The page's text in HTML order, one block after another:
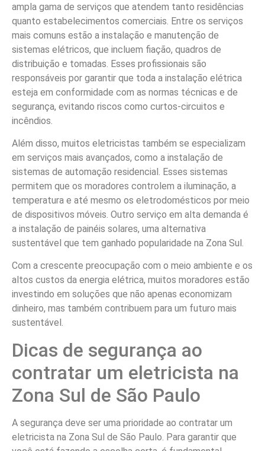
ampla gama de serviços que atendem tanto residências
quanto estabelecimentos comerciais. Entre os serviços
mais comuns estão a instalação e manutenção de
sistemas elétricos, que incluem fiação, quadros de
distribuição e tomadas. Esses profissionais são
responsáveis por garantir que toda a instalação elétrica
esteja em conformidade com as normas técnicas e de
segurança, evitando riscos como curtos-circuitos e
incêndios.
Além disso, muitos eletricistas também se especializam
em serviços mais avançados, como a instalação de
sistemas de automação residencial. Esses sistemas
permitem que os moradores controlem a iluminação, a
temperatura e até mesmo os eletrodomésticos por meio
de dispositivos móveis. Outro serviço em alta demanda é
a instalação de painéis solares, uma alternativa
sustentável que tem ganhado popularidade na Zona Sul.
Com a crescente preocupação com o meio ambiente e os
altos custos da energia elétrica, muitos moradores estão
investindo em soluções que não apenas economizam
dinheiro, mas também contribuem para um futuro mais
sustentável.
Dicas de segurança ao
contratar um eletricista na
Zona Sul de São Paulo
A segurança deve ser uma prioridade ao contratar um
eletricista na Zona Sul de São Paulo. Para garantir que